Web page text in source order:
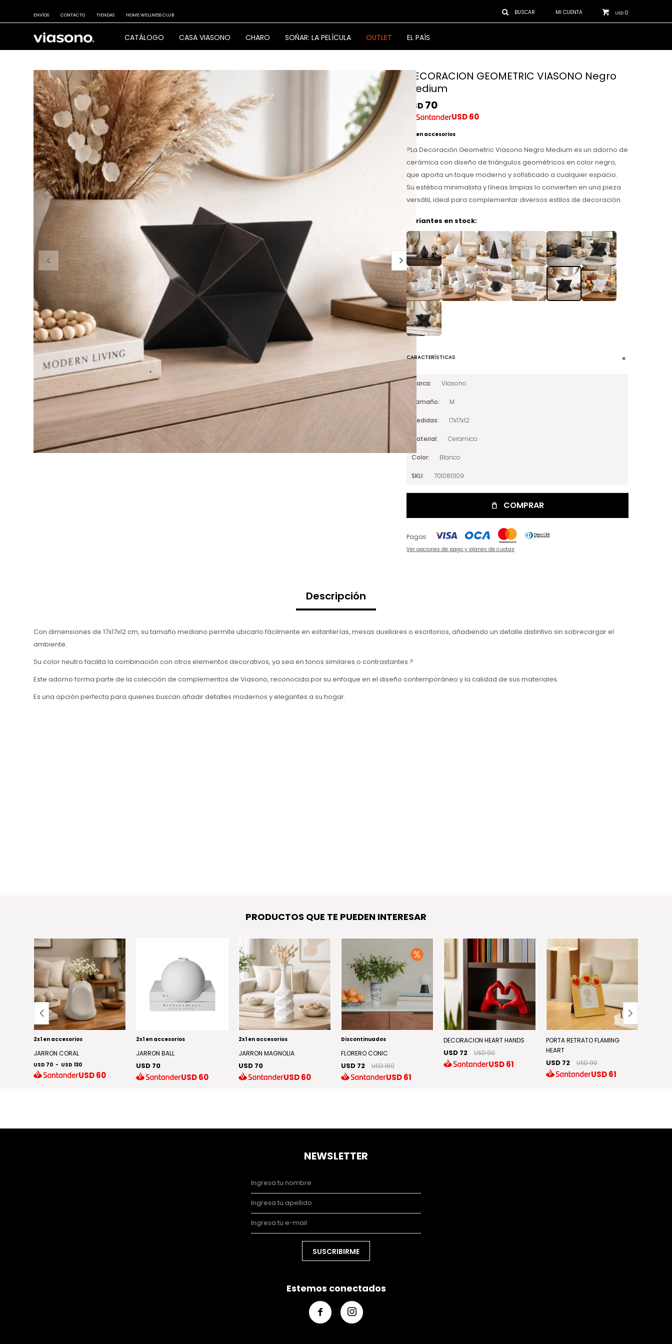
CATÁLOGO CASA VIASONO CHARO SOÑAR: LA PELÍCULA OUTLET EL PAÍS
USD 0
ENVÍOS CONTACTO TIENDAS HOME WELLNESS CLUB
DECORACION GEOMETRIC VIASONO Negro
Medium
USD 70
USD60
2x1 en accesorios
?La Decoración Geometric Viasono Negro Medium es un adorno de
cerámica con diseño de triángulos geométricos en color negro,
que aporta un toque moderno y sofisticado a cualquier espacio.
Su estética minimalista y líneas limpias lo convierten en una pieza
versátil, ideal para complementar diversos estilos de decoración.
Variantes en stock:
CARACTERÍSTICAS
Marca Viasono
Tamaño M
Medidas 17x17x12
Material Ceramico
Color Blanco
SKU 701080109
COMPRAR
Pagos:
Ver opciones de pago y planes de cuotas
Descripción
Con dimensiones de 17x17x12 cm, su tamaño mediano permite ubicarlo fácilmente en estanterías, mesas auxiliares o escritorios, añadiendo un detalle distintivo sin sobrecargar el
ambiente.
Su color neutro facilita la combinación con otros elementos decorativos, ya sea en tonos similares o contrastantes.?
Este adorno forma parte de la colección de complementos de Viasono, reconocida por su enfoque en el diseño contemporáneo y la calidad de sus materiales.
Es una opción perfecta para quienes buscan añadir detalles modernos y elegantes a su hogar.
PRODUCTOS QUE TE PUEDEN INTERESAR
2x1 en accesorios
JARRON CORAL
USD 70 - USD 130
USD60
2x1 en accesorios
JARRON BALL
USD 70
USD60
2x1 en accesorios
JARRON MAGNOLIA
USD 70
USD60
Discontinuados
FLORERO CONIC
USD 72 USD 180
USD61
DECORACION HEART HANDS
USD 72 USD 90
USD61
PORTA RETRATO FLAMING
HEART
USD 72 USD 90
USD61
NEWSLETTER
SUSCRIBIRME
Estemos conectados
 